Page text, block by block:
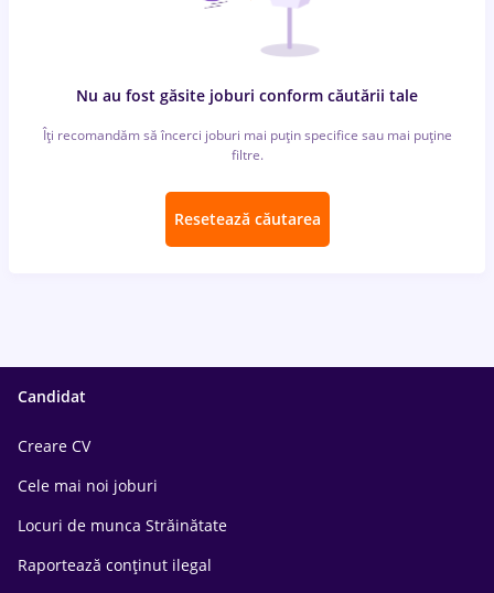
Nu au fost găsite joburi conform căutării tale
Îți recomandăm să încerci joburi mai puțin specifice sau mai puține
filtre.
Resetează căutarea
Candidat
Creare CV
Cele mai noi joburi
Locuri de munca Străinătate
Raportează conținut ilegal